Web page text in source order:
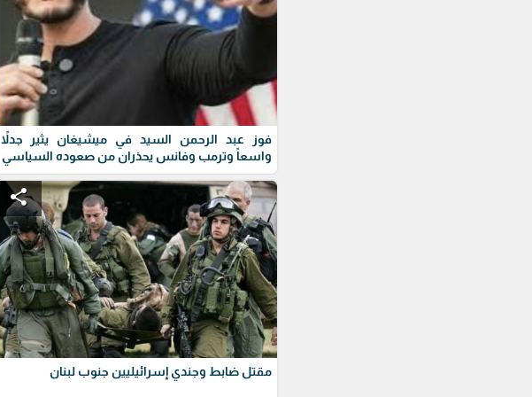
فوز عبد الرحمن السيد في ميشيغان يثير جدلاً
واسعاً وترمب وفانس يحذران من صعوده السياسي
share
مقتل ضابط وجندي إسرائيليين جنوب لبنان